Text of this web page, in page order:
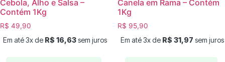
Cebola, Alho e Salsa –
Contém 1Kg
R$ 49,90
Em até 3x de R$ 16,63sem juros
Canela em Rama – Contém
1Kg
R$ 95,90
Em até 3x de R$ 31,97 sem juros